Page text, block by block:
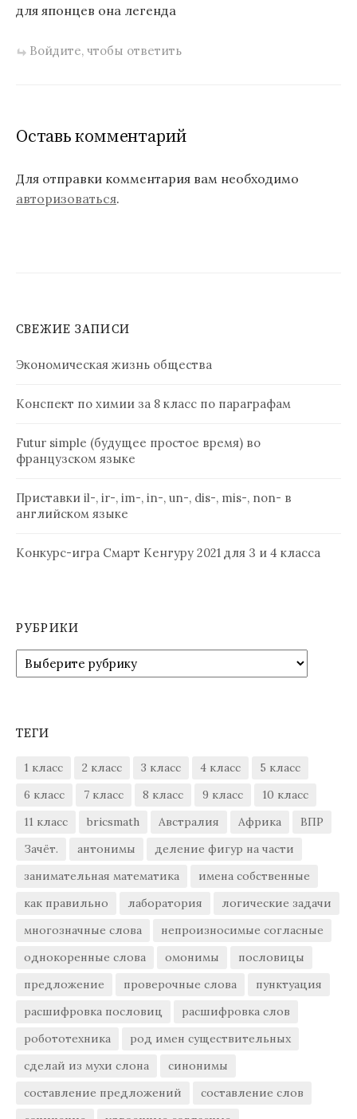
для японцев она легенда
Войдите, чтобы ответить
Оставь комментарий
Для отправки комментария вам необходимо
авторизоваться.
СВЕЖИЕ ЗАПИСИ
Экономическая жизнь общества
Конспект по химии за 8 класс по параграфам
Futur simple (будущее простое время) во
французском языке
Приставки il-, ir-, im-, in-, un-, dis-, mis-, non- в
английском языке
Конкурс-игра Смарт Кенгуру 2021 для 3 и 4 класса
РУБРИКИ
Рубрики
ТЕГИ
1 класс 2 класс 3 класс 4 класс
5 класс
6 класс
7 класс 8 класс 9 класс
10 класс
11 класс
bricsmath Австралия Африка
ВПР
Зачёт.
антонимы
деление фигур на части
занимательная математика
имена собственные
как правильно
лаборатория
логические задачи
многозначные слова
непроизносимые согласные
однокоренные слова
омонимы
пословицы
предложение
проверочные слова
пунктуация
расшифровка пословиц
расшифровка слов
робототехника
род имен существительных
сделай из мухи слона
синонимы
составление предложений
составление слов